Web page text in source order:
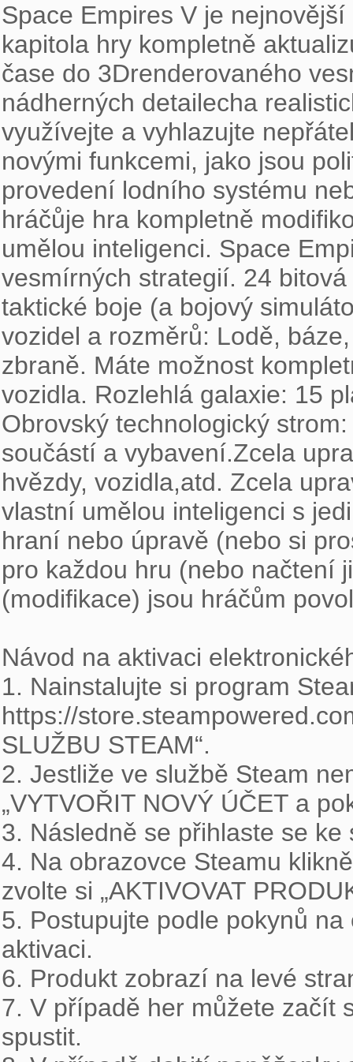
Space Empires V je
kapitola hry kompletně
čase do 3Drenderovaného
nádherných detailecha
využívejte a vyhlazujte
novými funkcemi, jako jsou
provedení lodního systému
hráčůje hra kompletně
umělou inteligenci. Space
vesmírných strategií. 24
taktické boje (a bojový
vozidel a rozměrů: Lodě,
zbraně. Máte možnost
vozidla. Rozlehlá galaxie: 15
Obrovský technologický
součástí a vybavení.Zcela
hvězdy, vozidla,atd. Zcela
vlastní umělou inteligenci s
hraní nebo úpravě (nebo si
pro každou hru (nebo načtení
(modifikace) jsou hráčům
Návod na aktivaci
1. Nainstalujte si program
https://
SLUŽBU STEAM“.
2. Jestliže ve službě Steam
„VYTVOŘIT NOVÝ ÚČET a
3. Následně se přihlaste se
4. Na obrazovce Steamu
zvolte si „AKTIVOVAT
5. Postupujte podle pokynů
aktivaci.
6. Produkt zobrazí na levé
7. V případě her můžete začít
spustit.